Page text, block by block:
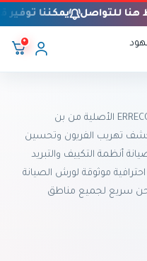
هنا للتواصل يمكننا توفير
٠
تسوق منتجات إيريكوم ERRECOM الأصلية من بن
تهريب الفريون وتحسين
أنظمة التكييف والتبريد
موثوقة لورش الصيانة
سريع لجميع مناطق